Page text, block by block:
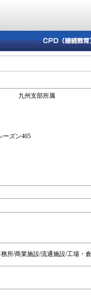
九州支部所属
ズン405
所/商業施設/流通施設/工場・